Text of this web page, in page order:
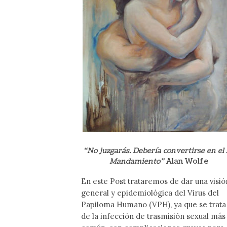
“No juzgarás. Debería convertirse en el
Mandamiento”Alan Wolfe
En este Post trataremos de dar una
general y epidemiológica del Virus del
Papiloma Humano (VPH), ya que se trata
de la infección de trasmisión sexual más